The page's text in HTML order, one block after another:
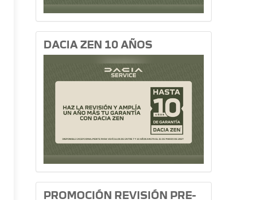
DACIA ZEN 10 AÑOS
PROMOCIÓN REVISIÓN PRE-